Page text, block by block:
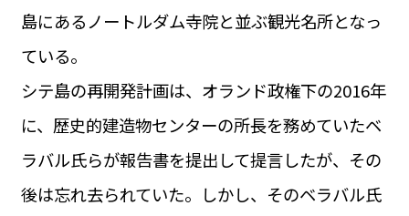
島にあるノートルダム寺院と並ぶ観光名所となっ
ている。
シテ島の再開発計画は、オランド政権下の2016年
に、歴史的建造物センターの所長を務めていたベ
ラバル氏らが報告書を提出して提言したが、その
後は忘れ去られていた。しかし、そのベラバル氏